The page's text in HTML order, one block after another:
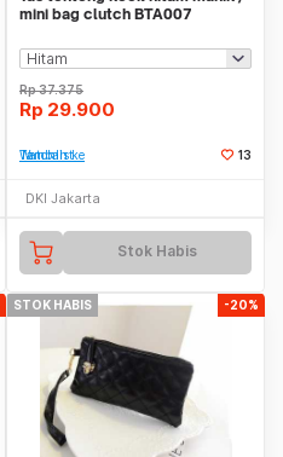
mini bag clutch BTA007
Rp37.375
Rp 29.900
Tambah ke Watchlist 13
DKI Jakarta
Stok Habis
STOK HABIS -20%